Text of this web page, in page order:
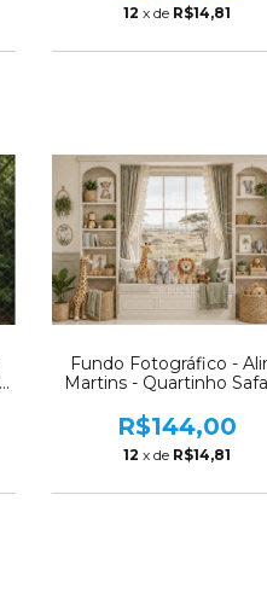
12 x de R$14,81
Fundo Fotográfico -
Martins - Quartinho
R$144,00
12 x de R$14,81